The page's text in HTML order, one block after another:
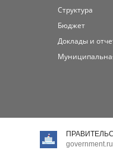
Структура
Бюджет
Доклады и
government.ru